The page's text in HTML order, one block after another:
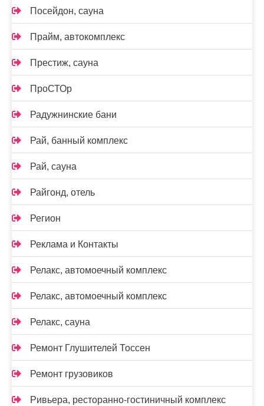
Посейдон, сауна
Прайм, автокомплекс
Престиж, сауна
ПроСТОр
Радужнинские бани
Рай, банный комплекс
Рай, сауна
Райгонд, отель
Регион
Реклама и Контакты
Релакс, автомоечный комплекс
Релакс, автомоечный комплекс
Релакс, сауна
Ремонт Глушителей Тоссен
Ремонт грузовиков
Ривьера, ресторанно-гостиничный комплекс